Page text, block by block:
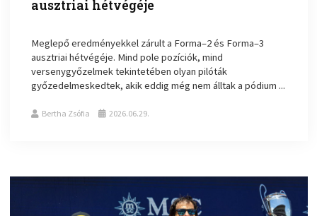
ausztriai hétvégéje
Meglepő eredményekkel zárult a Forma–2 és Forma–3
ausztriai hétvégéje. Mind pole pozíciók, mind
versenygyőzelmek tekintetében olyan pilóták
győzedelmeskedtek, akik eddig még nem álltak a pódium ...
Bertha Zsófia 2026.06.29.